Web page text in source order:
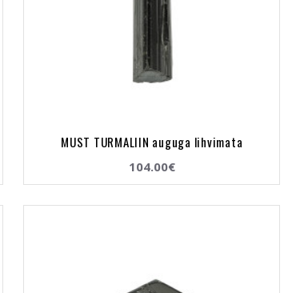
MUST TURMALIIN auguga lihvimata
104.00€